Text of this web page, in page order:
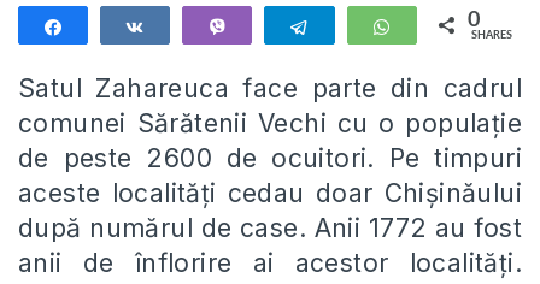
Telegram WhatsApp
0
SHARES
Satul Zahareuca face parte din cadrul
comunei Sărătenii Vechi cu o populație
de peste 2600 de ocuitori. Pe timpuri
aceste localități cedau doar Chișinăului
după numărul de case. Anii 1772 au fost
anii de înflorire ai acestor localități.